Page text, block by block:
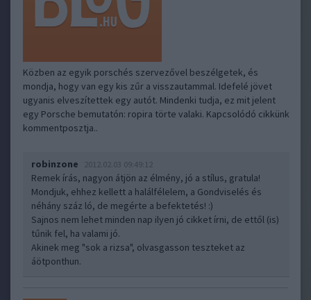
Közben az egyik porschés szervezővel beszélgetek, és
mondja, hogy van egy kis zűr a visszautammal. Idefelé jövet
ugyanis elveszítettek egy autót. Mindenki tudja, ez mit jelent
egy Porsche bemutatón: ropira törte valaki. Kapcsolódó cikkünk
kommentposztja..
robinzone 2012.02.03 09:49:12
Remek írás, nagyon átjön az élmény, jó a stílus, gratula!
Mondjuk, ehhez kellett a halálfélelem, a Gondviselés és
néhány száz ló, de megérte a befektetés! :)
Sajnos nem lehet minden nap ilyen jó cikket írni, de ettől (is)
tűnik fel, ha valami jó.
Akinek meg "sok a rizsa", olvasgasson teszteket az
áötponthun.